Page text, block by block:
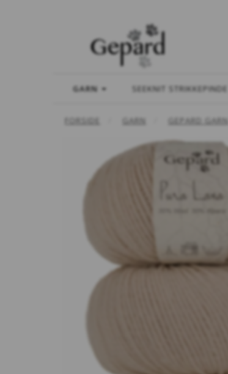
GARN SEEKNIT STRIKKEPINDE
FORSIDE GARN GEPARD GARN